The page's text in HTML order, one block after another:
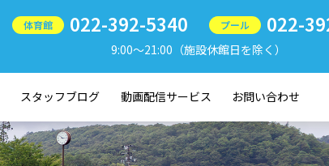
体育館 022-392-5340 プール 022-
9:00〜21:00（施設休館日を除く）
スタッフブログ 動画配信サービス お問い合わせ